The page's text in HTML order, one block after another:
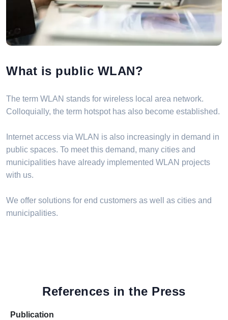
What is public WLAN?
The term WLAN stands for wireless local area network.
Colloquially, the term hotspot has also become established.
Internet access via WLAN is also increasingly in demand in
public spaces. To meet this demand, many cities and
municipalities have already implemented WLAN projects
with us.
We offer solutions for end customers as well as cities and
municipalities.
References in the Press
Publication